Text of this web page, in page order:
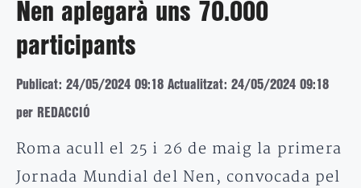
Nen aplegarà uns 70.000
participants
Publicat: 24/05/2024 09:18 Actualitzat: 24/05/2024 09:18
per REDACCIÓ
Roma acull el 25 i 26 de maig la primera
Jornada Mundial del Nen, convocada pel